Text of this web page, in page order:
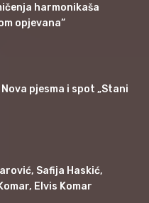
harmonikaša
opjevana“
Nova pjesma i spot „Stani
Safija Haskić,
Elvis Komar